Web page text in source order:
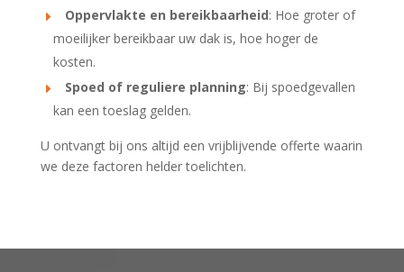
Oppervlakte en bereikbaarheid: Hoe groter of
moeilijker bereikbaar uw dak is, hoe hoger de
kosten.
Spoed of reguliere planning: Bij spoedgevallen
kan een toeslag gelden.
U ontvangt bij ons altijd een vrijblijvende offerte waarin
we deze factoren helder toelichten.